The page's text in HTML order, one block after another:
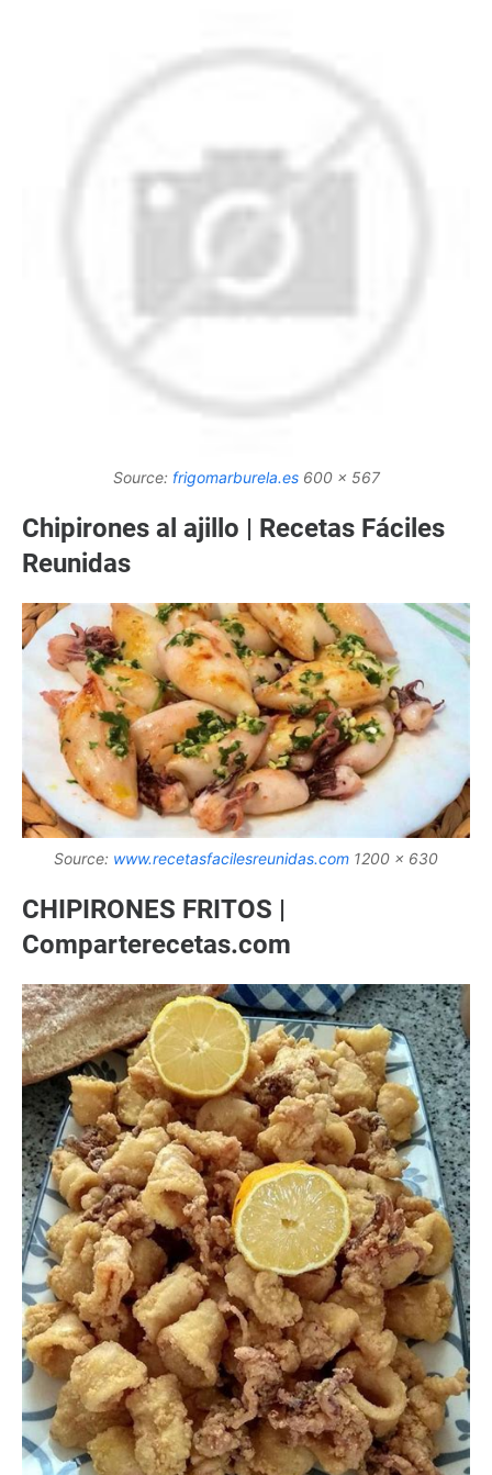
Source: frigomarburela.es600 x 567
Chipirones al ajillo | Recetas Fáciles
Reunidas
Source: www.recetasfacilesreunidas.com 1200 x 630
CHIPIRONES FRITOS |
Comparterecetas.com